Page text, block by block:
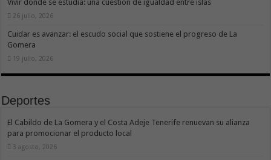
Vivir donde se estudia: una cuestión de igualdad entre islas
26 julio, 2026
Cuidar es avanzar: el escudo social que sostiene el progreso de La
Gomera
19 julio, 2026
Deportes
El Cabildo de La Gomera y el Costa Adeje Tenerife renuevan su alianza
para promocionar el producto local
3 agosto, 2026